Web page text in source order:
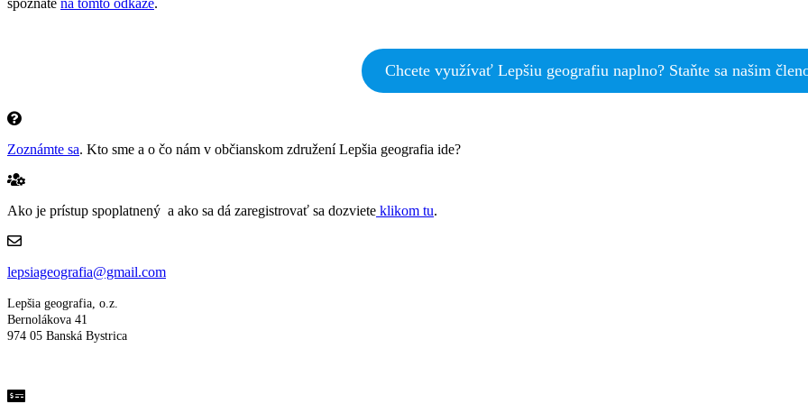
Chcete využívať Lepšiu geografiu naplno? Staňte sa našim
Zoznámte sa. Kto sme a o čo nám v občianskom združení Lepšia geografia ide?
Ako je prístup spoplatnený a ako sa dá zaregistrovať sa dozviete klikom tu.
lepsiageografia@gmail.com
Lepšia geografia, o.z.
Bernolákova 41
974 05 Banská Bystrica